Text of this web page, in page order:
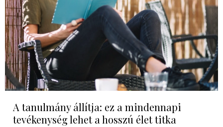
A tanulmány állítja: ez a mindennapi
tevékenység lehet a hosszú élet titka